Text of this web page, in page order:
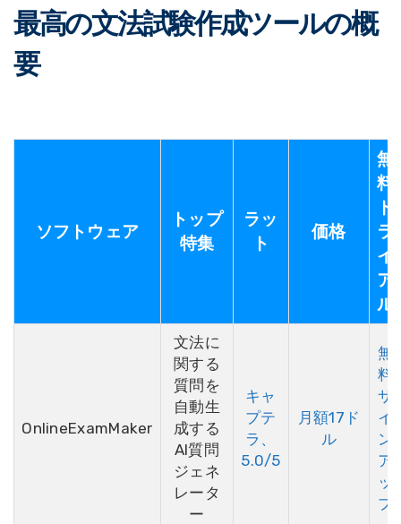
最高の文法試験作成ツールの概
要
ソフトウェア
トップ
特集
ラッ
ト
価格
無
料
ト
ラ
イ
ア
ル
OnlineExamMaker
文法に
関する
質問を
自動生
成する
AI質問
ジェネ
レータ
ー
キャ
プテ
ラ、
5.0/5
月額17ド
ル
無
料
サ
イ
ン
ア
ッ
プ